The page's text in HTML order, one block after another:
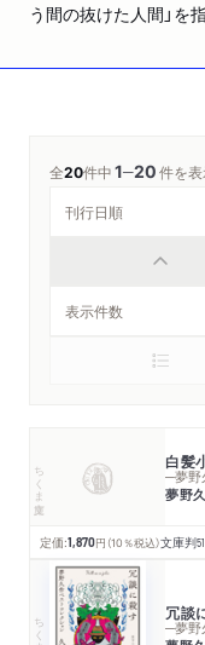
う間の抜けた人間」を
全20件中1─20件を
ちくま文庫 白髪
─夢
夢野
定価:1,870円 （10％税込）文庫判
ちくま文庫 冗談
─夢野